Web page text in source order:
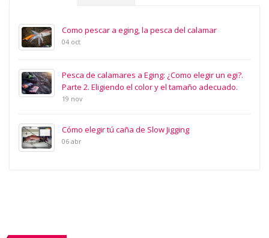
Como pescar a eging, la pesca del calamar
04 oct
Pesca de calamares a Eging: ¿Como elegir un egi?.
Parte 2. Eligiendo el color y el tamaño adecuado.
19 nov
Cómo elegir tú caña de Slow Jigging
06 abr